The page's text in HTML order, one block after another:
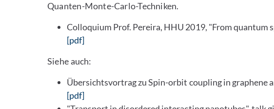
Quanten-Monte-Carlo-Techniken.
Colloquium Prof. Pereira, HHU 2019, "From quantum
[pdf]
Siehe auch:
Übersichtsvortrag zu Spin-orbit coupling in graphene
[pdf]